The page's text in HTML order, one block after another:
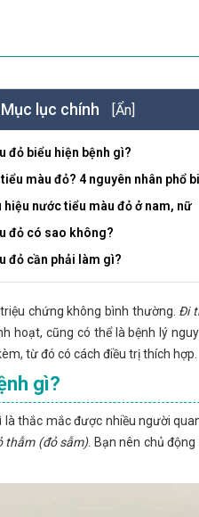
Mục lục chính [Ẩn]
đỏ biểu hiện bệnh gì?
màu đỏ? 4 nguyên nhân phổ
hiệu nước tiểu màu đỏ ở nam, nữ
đỏ có sao không?
đỏ cần phải làm gì?
chứng không bình thường. Đi
hoạt, cũng có thể là bệnh lý
từ đó có cách điều trị thích hợp.
gì?
là thắc mắc được nhiều người
thẫm (đỏ sẫm). Bạn nên chủ